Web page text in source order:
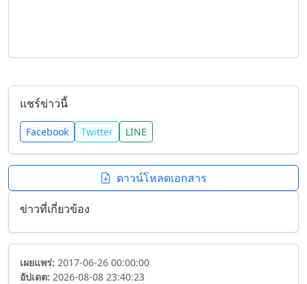
แชร์ข่าวนี้
Facebook Twitter LINE
ดาวน์โหลดเอกสาร
ข่าวที่เกี่ยวข้อง
เผยแพร่: 2017-06-26 00:00:00
อัปเดต: 2026-08-08 23:40:23